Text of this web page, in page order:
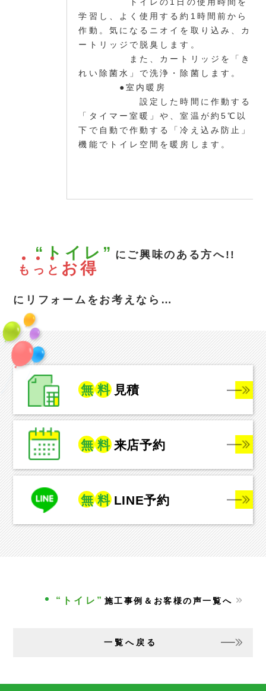
学習し、よく使用する約1時間前から
作動。気になるニオイを取り込み、カ
ートリッジで脱臭します。
また、カートリッジを「き
れい除菌水」で洗浄・除菌します。
●室内暖房
設定した時間に作動する
「タイマー室暖」や、室温が約5℃以
下で自動で作動する「冷え込み防止」
機能でトイレ空間を暖房します。
“トイレ” にご興味のある方へ!!
も っ と お得
にリフォームをお考えなら…
無 料 見積
無 料 来店予約
無 料 LINE予約
“トイレ” 施工事例＆お客様の声一覧へ
一覧へ戻る